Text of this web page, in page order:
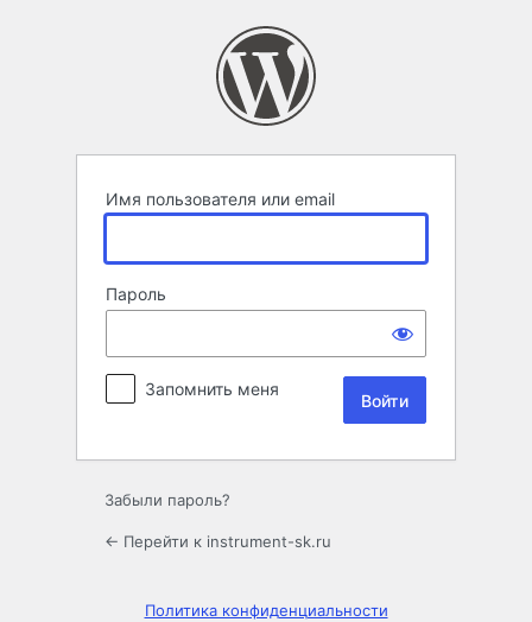
Имя пользователя или email
Пароль
Запомнить меня
Забыли пароль?
← Перейти к instrument-sk.ru
Политика конфиденциальности